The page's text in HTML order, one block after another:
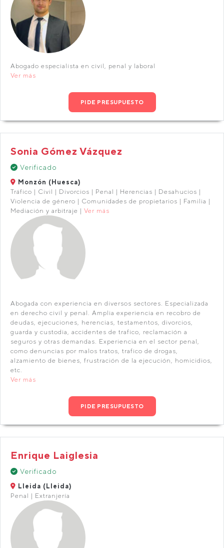
Abogado especialista en civil, penal y laboral
Ver más
PIDE PRESUPUESTO
Sonia Gómez Vázquez
Verificado
Monzón (Huesca)
Tráfico | Civil | Divorcios | Penal | Herencias | Desahucios |
Violencia de género | Comunidades de propietarios | Familia |
Mediación y arbitraje | Ver más
Abogada con experiencia en diversos sectores. Especializada
en derecho civil y penal. Amplia experiencia en recobro de
deudas, ejecuciones, herencias, testamentos, divorcios,
guarda y custodia, accidentes de trafico, reclamación a
seguros y otras demandas. Experiencia en el sector penal,
como denuncias por malos tratos, trafico de drogas,
alzamiento de bienes, frustración de la ejecución, homicidios,
etc.
Ver más
PIDE PRESUPUESTO
Enrique Laiglesia
Verificado
Lleida (Lleida)
Penal | Extranjería